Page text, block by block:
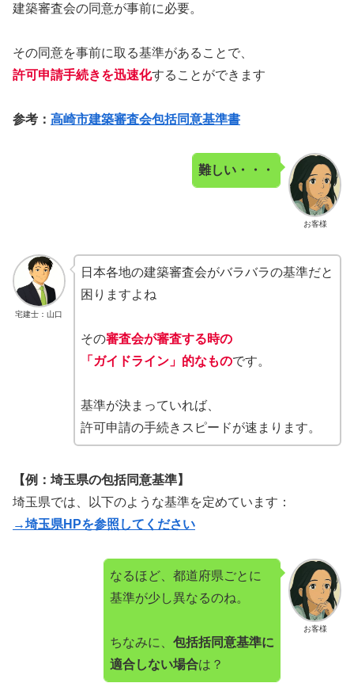
建築審査会の同意が事前に必要。
その同意を事前に取る基準があることで、
許可申請手続きを迅速化することができます
参考： 高崎市建築審査会包括同意基準書
お客様
難しい・・・
宅建士：山口
日本各地の建築審査会がバラバラの基準だと
困りますよね
その審査会が審査する時の
「ガイドライン」的なものです。
基準が決まっていれば、
許可申請の手続きスピードが速まります。
【例：埼玉県の包括同意基準】
埼玉県では、以下のような基準を定めています：
→埼玉県HPを参照してください
お客様
なるほど、都道府県ごとに
基準が少し異なるのね。
ちなみに、包括括同意基準に
適合しない場合は？